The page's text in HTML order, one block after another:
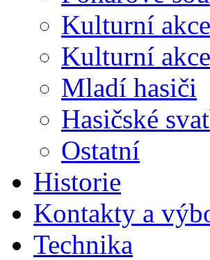
Kulturní
Kulturní
Mladí hasiči
Hasičské
Ostatní
Historie
Kontakty a
Technika